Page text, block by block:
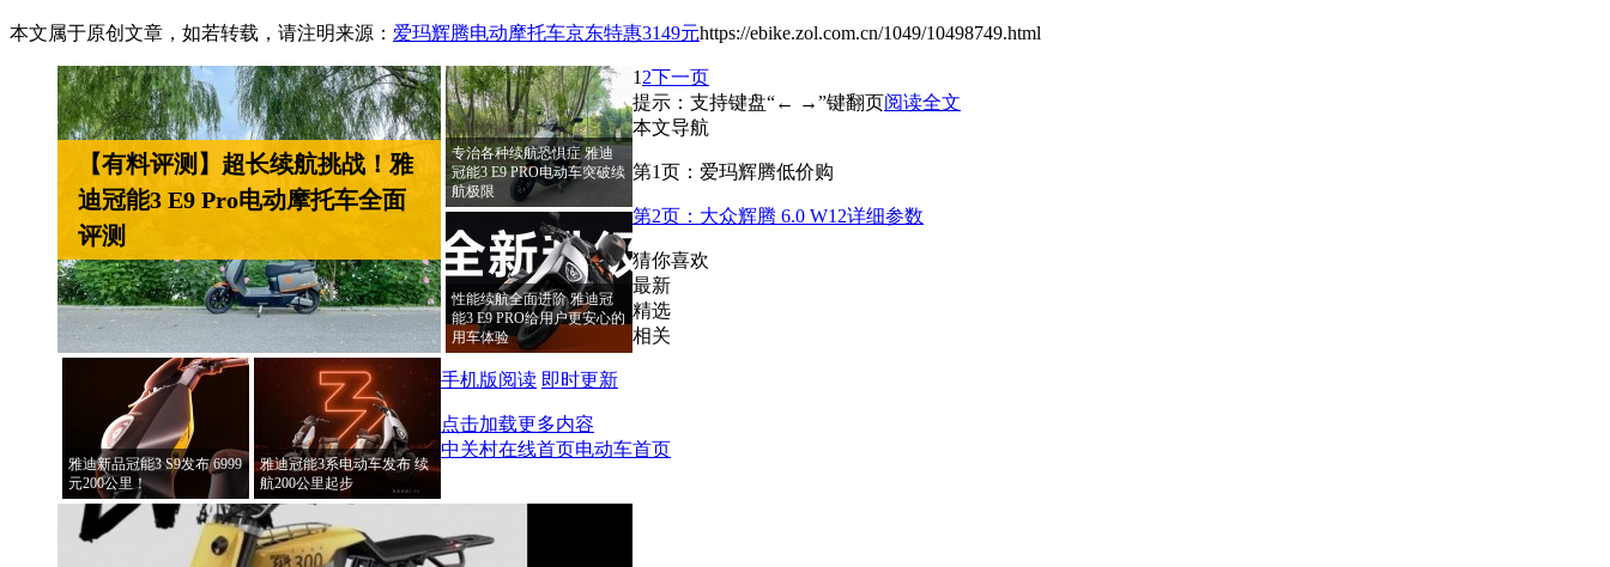
本文属于原创文章，如若转载，请注明来源： 爱玛辉腾电动摩托车京东特惠3149元https://ebike.zol.com.cn/1049/10498749.html
【有料评测】超长续航挑战！雅
迪冠能3 E9 Pro电动摩托车全面
评测
专治各种续航恐惧症 雅迪
冠能3 E9 PRO电动车突破续
航极限
性能续航全面进阶 雅迪冠
能3 E9 PRO给用户更安心的
用车体验
雅迪新品冠能3 S9发布 6999
元200公里！
雅迪冠能3系电动车发布 续
航200公里起步
1 2下一页
提示：支持键盘“← →”键翻页阅读全文
本文导航
第1页：爱玛辉腾低价购
第2页：大众辉腾 6.0 W12详细参数
猜你喜欢
最新
精选
相关
手机版阅读 即时更新
点击加载更多内容
中关村在线首页电动车首页